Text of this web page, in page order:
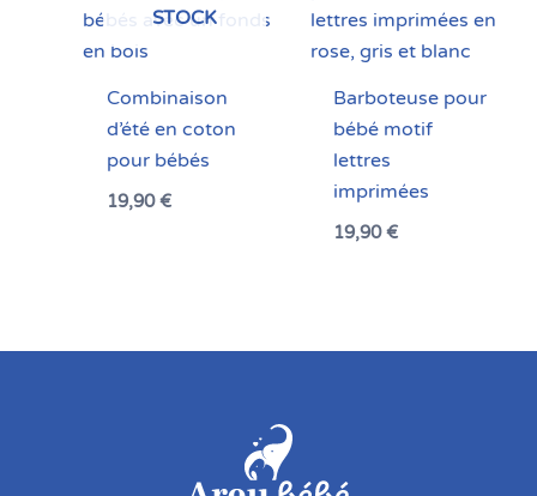
STOCK
Combinaison
d’été en coton
pour bébés
19,90€
Barboteuse pour
bébé motif
lettres
imprimées
19,90€